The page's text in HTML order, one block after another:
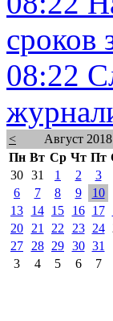
сроков
08:22
< Август 2018
Пн Вт Ср Чт Пт
30 31 1 2 3
6
7 8 9 10
13
14 15 16 17
20
21 22 23 24
27
28 29 30 31
3
4 5 6 7